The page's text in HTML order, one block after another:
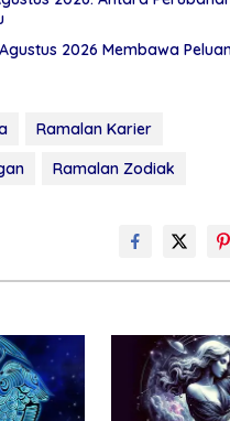
2026 Membawa
Ramalan Karier
Ramalan Zodiak